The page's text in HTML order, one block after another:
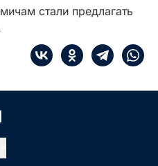
стали предлагать